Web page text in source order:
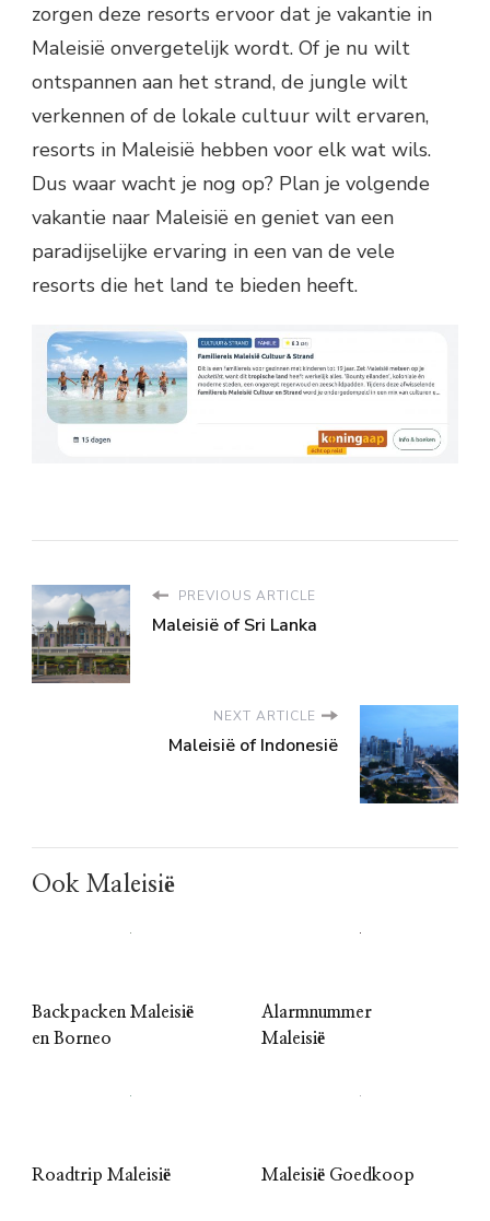
zorgen deze resorts ervoor dat je vakantie in
Maleisië onvergetelijk wordt. Of je nu wilt
ontspannen aan het strand, de jungle wilt
verkennen of de lokale cultuur wilt ervaren,
resorts in Maleisië hebben voor elk wat wils.
Dus waar wacht je nog op? Plan je volgende
vakantie naar Maleisië en geniet van een
paradijselijke ervaring in een van de vele
resorts die het land te bieden heeft.
PREVIOUS ARTICLE
Maleisië of Sri Lanka
NEXT ARTICLE
Maleisië of Indonesië
Ook Maleisië
Backpacken Maleisië
en Borneo
Alarmnummer
Maleisië
Roadtrip Maleisië Maleisië Goedkoop